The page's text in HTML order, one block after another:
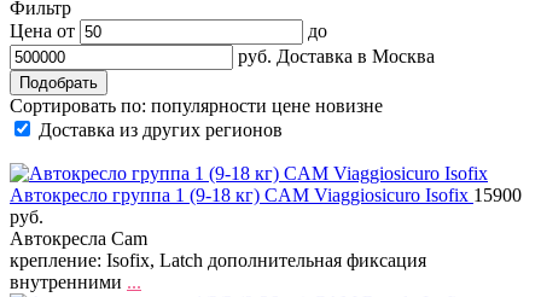
Фильтр
Цена от
до
руб. Доставка в Москва
Сортировать по: популярности цене новизне
Доставка из других регионов
Автокресло группа 1 (9-18 кг) CAM Viaggiosicuro Isofix 15900
руб.
Автокресла Cam
крепление: Isofix, Latch дополнительная фиксация
внутренними ...